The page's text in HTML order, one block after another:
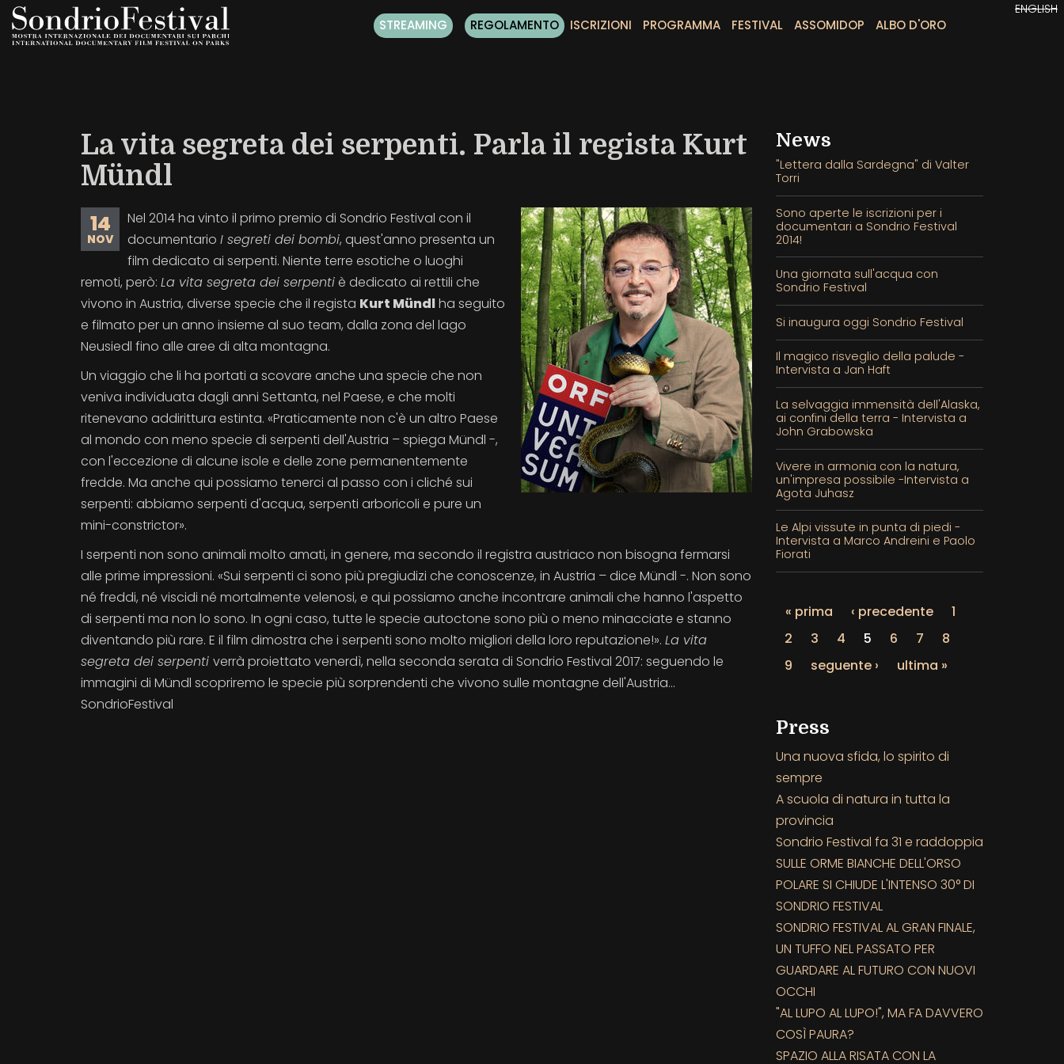
Salta
STREAMING REGOLAMENTO ISCRIZIONI PROGRAMMA FESTIVAL ASSOMIDOP ALBO D'ORO
ENGLISH
La vita segreta dei serpenti. Parla il regista Kurt
Mündl
14
NOV
Nel 2014 ha vinto il primo premio di Sondrio Festival con il
documentario I segreti dei bombi, quest'anno presenta un
film dedicato ai serpenti. Niente terre esotiche o luoghi
remoti, però: La vita segreta dei serpentiè dedicato ai rettili che
vivono in Austria, diverse specie che il regista Kurt Mündlha seguito
e filmato per un anno insieme al suo team, dalla zona del lago
Neusiedl fino alle aree di alta montagna.
Un viaggio che li ha portati a scovare anche una specie che non
veniva individuata dagli anni Settanta, nel Paese, e che molti
ritenevano addirittura estinta. «Praticamente non c'è un altro Paese
al mondo con meno specie di serpenti dell'Austria – spiega Mündl -,
con l'eccezione di alcune isole e delle zone permanentemente
fredde. Ma anche qui possiamo tenerci al passo con i cliché sui
serpenti: abbiamo serpenti d'acqua, serpenti arboricoli e pure un
mini-constrictor».
I serpenti non sono animali molto amati, in genere, ma secondo il registra austriaco non bisogna fermarsi
alle prime impressioni. «Sui serpenti ci sono più pregiudizi che conoscenze, in Austria – dice Mündl -. Non sono
né freddi, né viscidi né mortalmente velenosi, e qui possiamo anche incontrare animali che hanno l'aspetto
di serpenti ma non lo sono. In ogni caso, tutte le specie autoctone sono più o meno minacciate e stanno
diventando più rare. E il film dimostra che i serpenti sono molto migliori della loro reputazione!». La vita
segreta dei serpenti verrà proiettato venerdì, nella seconda serata di Sondrio Festival 2017: seguendo le
immagini di Mündl scopriremo le specie più sorprendenti che vivono sulle montagne dell'Austria...
SondrioFestival
News
"Lettera dalla Sardegna" di Valter
Torri
Sono aperte le iscrizioni per i
documentari a Sondrio Festival
2014!
Una giornata sull'acqua con
Sondrio Festival
Si inaugura oggi Sondrio Festival
Il magico risveglio della palude -
Intervista a Jan Haft
La selvaggia immensità dell'Alaska,
ai confini della terra - Intervista a
John Grabowska
Vivere in armonia con la natura,
un'impresa possibile -Intervista a
Agota Juhasz
Le Alpi vissute in punta di piedi -
Intervista a Marco Andreini e Paolo
Fiorati
« prima ‹ precedente
1
2
3 4 5 6 7
8
9
seguente › ultima »
Press
Una nuova sfida, lo spirito di
sempre
A scuola di natura in tutta la
provincia
Sondrio Festival fa 31 e raddoppia
SULLE ORME BIANCHE DELL'ORSO
POLARE SI CHIUDE L'INTENSO 30° DI
SONDRIO FESTIVAL
SONDRIO FESTIVAL AL GRAN FINALE,
UN TUFFO NEL PASSATO PER
GUARDARE AL FUTURO CON NUOVI
OCCHI
"AL LUPO AL LUPO!", MA FA DAVVERO
COSÌ PAURA?
SPAZIO ALLA RISATA CON LA